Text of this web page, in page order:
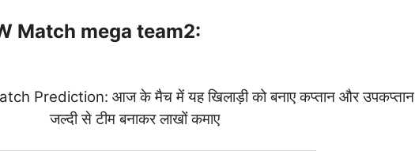
Match mega team2:
Prediction: आज के मैच में यह खिलाड़ी को बनाए कप्तान और उपकप्तान
जल्दी से टीम बनाकर लाखों कमाए